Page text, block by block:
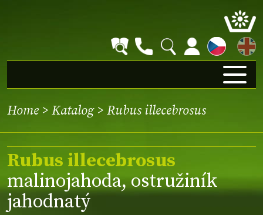
EN
Home > Katalog> Rubus illecebrosus
Rubus illecebrosus
malinojahoda, ostružiník
jahodnatý